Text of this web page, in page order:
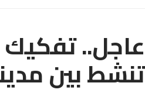
عاجل.. تفكيك
تنشط بين